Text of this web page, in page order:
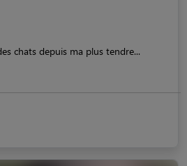
chats depuis ma plus tendre...